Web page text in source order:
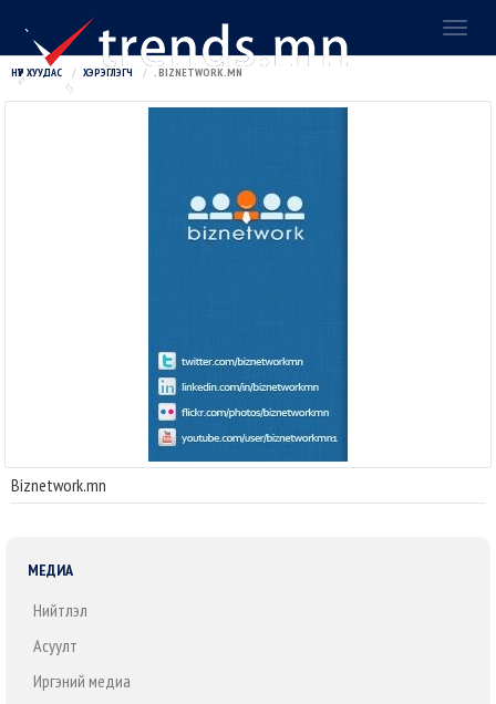
НҮҮР ХУУДАС ХЭРЭГЛЭГЧ . BIZNETWORK.MN
Biznetwork.mn
МЕДИА
Нийтлэл
Асуулт
Иргэний медиа